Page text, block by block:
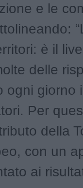
e le
è il
delle
ogni giorno
Per
della
con un
ai